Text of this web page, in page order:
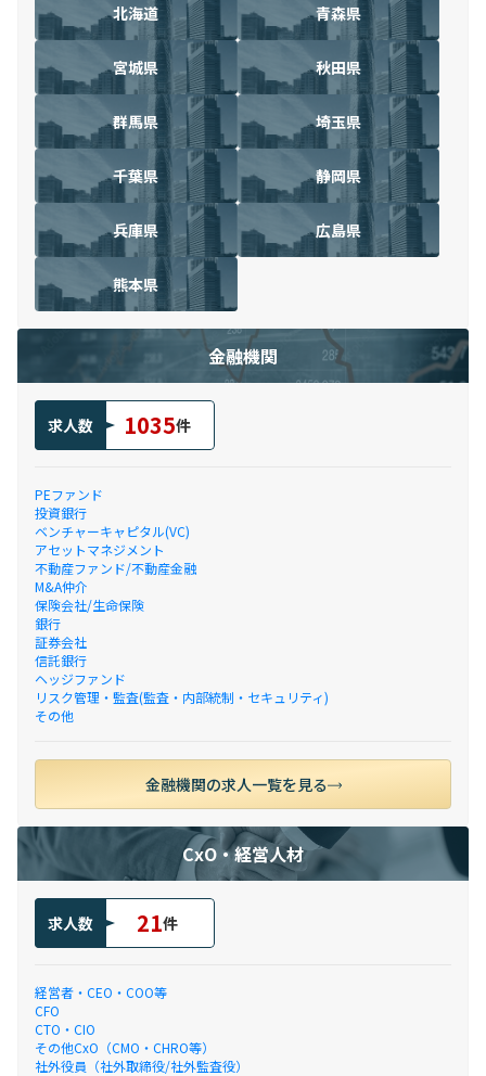
北海道 青森県
宮城県 秋田県
群馬県 埼玉県
千葉県 静岡県
兵庫県 広島県
熊本県
金融機関
求人数 1035件
PEファンド
投資銀行
ベンチャーキャピタル(VC)
アセットマネジメント
不動産ファンド/不動産金融
M&A仲介
保険会社/生命保険
銀行
証券会社
信託銀行
ヘッジファンド
リスク管理・監査(監査・内部統制・セキュリティ)
その他
金融機関の求人一覧を見る
CxO・経営人材
求人数 21件
経営者・CEO・COO等
CFO
CTO・CIO
その他CxO（CMO・CHRO等）
社外役員（社外取締役/社外監査役）